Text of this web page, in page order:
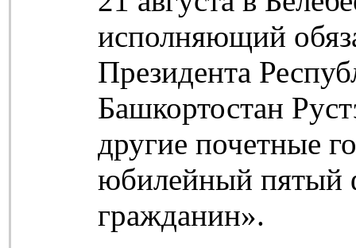
исполняющий
Президента
Башкортостан
другие почетные
юбилейный пятый
гражданин».